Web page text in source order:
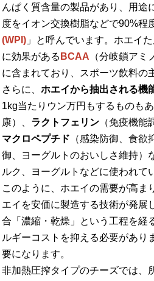
んぱく質含量の製品があり、用途
度をイオン交換樹脂などで90%程
(WPI) 」と呼んでいます。ホエイ
に効果がある BCAA （分岐鎖ア
に含まれており、スポーツ飲料の
さらに、 ホエイから抽出される機
1kg当たりウン万円もするものも
康）、 ラクトフェリン （免疫機能
マクロペプチド （感染防御、食欲
御、ヨーグルトのおいしさ維持）
ルク、ヨーグルトなどに使われて
このように、ホエイの需要が高ま
エイを安価に製造する技術が発展
合「濃縮・乾燥」という工程を経
ルギーコストを抑える必要があり
要になります。
非加熱圧搾タイプのチーズでは、